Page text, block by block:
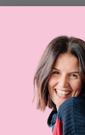
€69,00
-40%